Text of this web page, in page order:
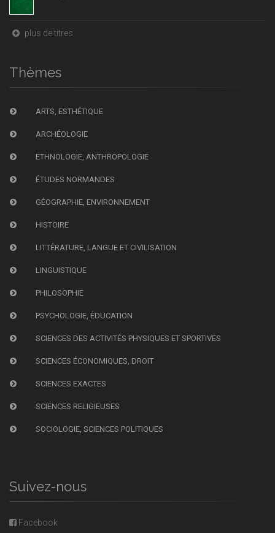
plus de titres
Thèmes
ARTS, ESTHÉTIQUE
ARCHÉOLOGIE
ETHNOLOGIE, ANTHROPOLOGIE
ÉTUDES NORMANDES
GÉOGRAPHIE, ENVIRONNEMENT
HISTOIRE
LITTÉRATURE, LANGUE ET CIVILISATION
LINGUISTIQUE
PHILOSOPHIE
PSYCHOLOGIE, ÉDUCATION
SCIENCES DES ACTIVITÉS PHYSIQUES ET SPORTIVES
SCIENCES ÉCONOMIQUES, DROIT
SCIENCES EXACTES
SCIENCES RELIGIEUSES
SOCIOLOGIE, SCIENCES POLITIQUES
Suivez-nous
Facebook